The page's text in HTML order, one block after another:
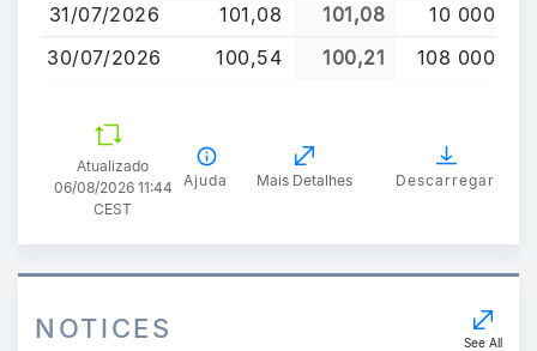
31/07/2026
101,08 101,08
10 000
30/07/2026
100,54 100,21 108 000
Atualizado
06/08/2026 11:44
CEST
Ajuda Mais Detalhes Descarregar
NOTICES See All